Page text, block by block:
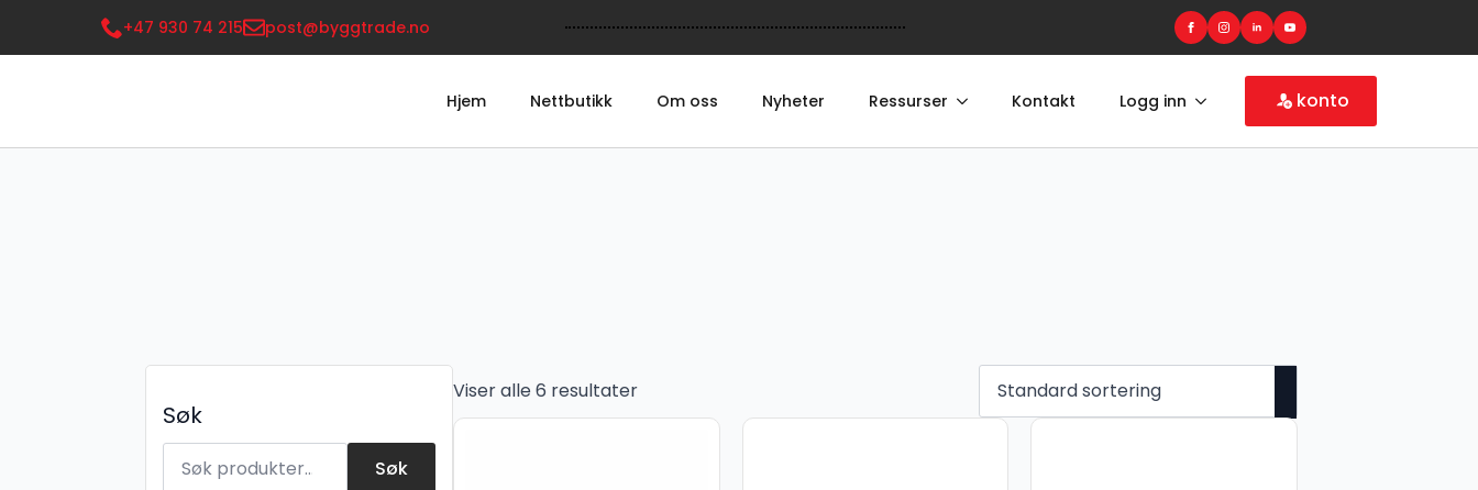
+47 930 74 215 post@byggtrade.no
Hjem Nettbutikk Om oss Nyheter Ressurser Kontakt Logg inn konto
Søk
Søk
etter: Søk
Viser alle 6 resultater